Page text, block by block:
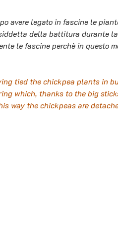
avere legato in fascine le
della battitura durante
le fascine perchè in questo
tied the chickpea plants in
which, thanks to the big
way the chickpeas are